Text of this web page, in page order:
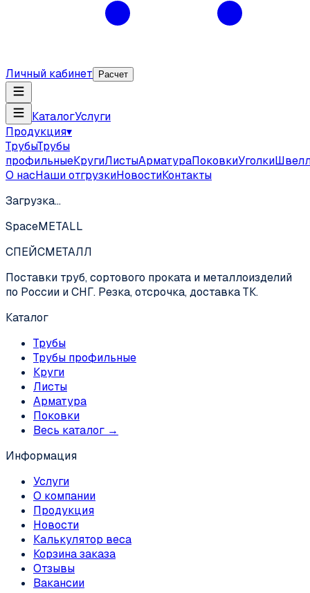
Личный кабинет Расчет
КаталогУслуги
Продукция▾
ТрубыТрубы
профильныеКругиЛистыАрматураПоковкиУголки
О насНаши отгрузкиНовостиКонтакты
Загрузка…
SpaceMETALL
СПЕЙСМЕТАЛЛ
Поставки труб, сортового проката и металлоизделий
по России и СНГ. Резка, отсрочка, доставка ТК.
Каталог
Трубы
Трубы профильные
Круги
Листы
Арматура
Поковки
Весь каталог →
Информация
Услуги
О компании
Продукция
Новости
Калькулятор веса
Корзина заказа
Отзывы
Вакансии